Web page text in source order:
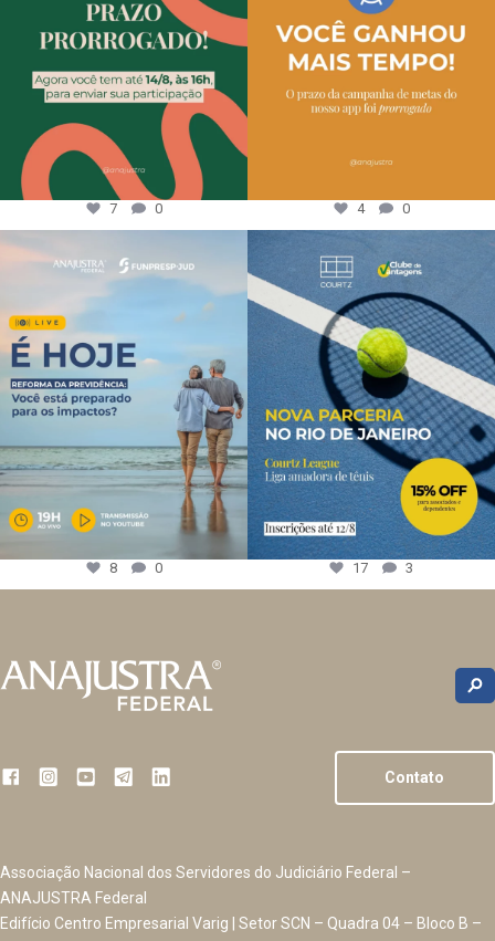
7 0 4 0
8 0 17 3
Contato
Associação Nacional dos Servidores do Judiciário Federal –
ANAJUSTRA Federal
Edifício Centro Empresarial Varig | Setor SCN – Quadra 04 – Bloco B –